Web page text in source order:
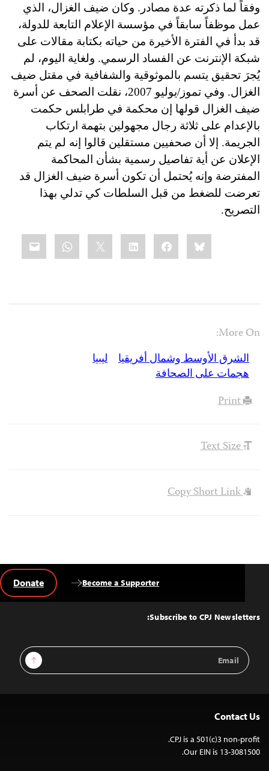
وفقاً لما ذكرته عدة مصادر. وكان ضيف الغزال، الذي
عمل موظفاً سابقاً في مؤسسة الإعلام التابعة للدولة،
قد بدأ في الفترة الأخيرة من حياته بكتابة مقالات على
شبكة الإنترنت عن الفساد الرسمي. ولغاية اليوم، لم
يُجرَ تحقيق يتسم بالموثوقية والشفافية في مقتل ضيف
الغزال. وفي تموز/يوليو 2007، نقلت الصحف عن أسرة
ضيف الغزال قولها إن محكمة في طرابلس حكمت
بالإعدام على ثلاثة رجال مجهولين بتهمة ارتكاب
الجريمة. إلا أن صحفيين مستقلين قالوا إنه لم يتم
الإعلان عن أية تفاصيل رسمية بشأن المحاكمة
المفترضة وإنه يُحتمل أن تكون أسرة ضيف الغزال قد
تعرضت للضغط من قبل السلطات كي تدلي بهذا
التصريح.
Bluesky
Facebook
LinkedIn
More On:
الشرق الأوسط وشمال أفريقيا
ليبيا
هجمات على الصحافة
Print
Text Size
Copy Short Link
Top
Subscribe to CPJ Newsletters:
Email
Address
Sign Up
Become a Supporter
Donate
Contact Us
CPJ is a 501(c)3 non-profit.
Our EIN is 13-3081500.